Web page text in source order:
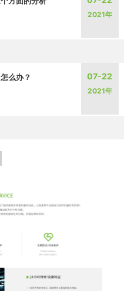
2021年
么办？ 07-22
2021年